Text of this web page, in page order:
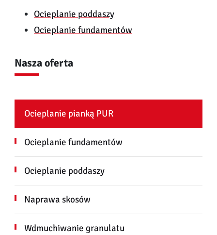
Ocieplanie poddaszy
Ocieplanie fundamentów
Nasza oferta
Ocieplanie pianką PUR
Ocieplanie fundamentów
Ocieplanie poddaszy
Naprawa skosów
Wdmuchiwanie granulatu